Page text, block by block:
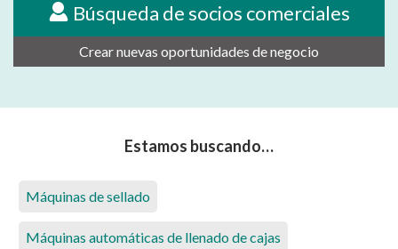
Búsqueda de socios comerciales
Crear nuevas oportunidades de negocio
Estamos buscando…
Máquinas de sellado
Máquinas automáticas de llenado de cajas